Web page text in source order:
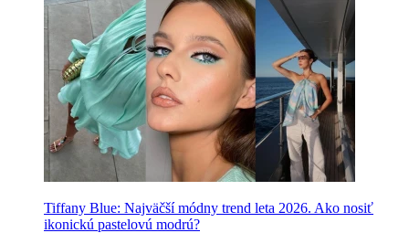
Tiffany Blue: Najväčší módny trend leta 2026. Ako nosiť
ikonickú pastelovú modrú?